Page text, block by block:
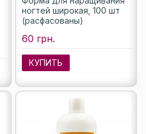
ногтей широкая, 100 шт
(расфасованы)
60 грн.
КУПИТЬ